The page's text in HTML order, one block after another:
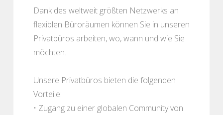
Dank des weltweit größten Netzwerks an
flexiblen Büroräumen können Sie in unseren
Privatbüros arbeiten, wo, wann und wie Sie
möchten.
Unsere Privatbüros bieten die folgenden
Vorteile:
• Zugang zu einer globalen Community von